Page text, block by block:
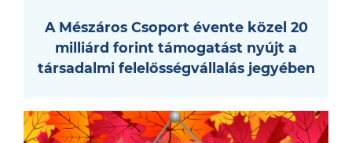
A Mészáros Csoport évente közel 20
milliárd forint támogatást nyújt a
társadalmi felelősségvállalás jegyében